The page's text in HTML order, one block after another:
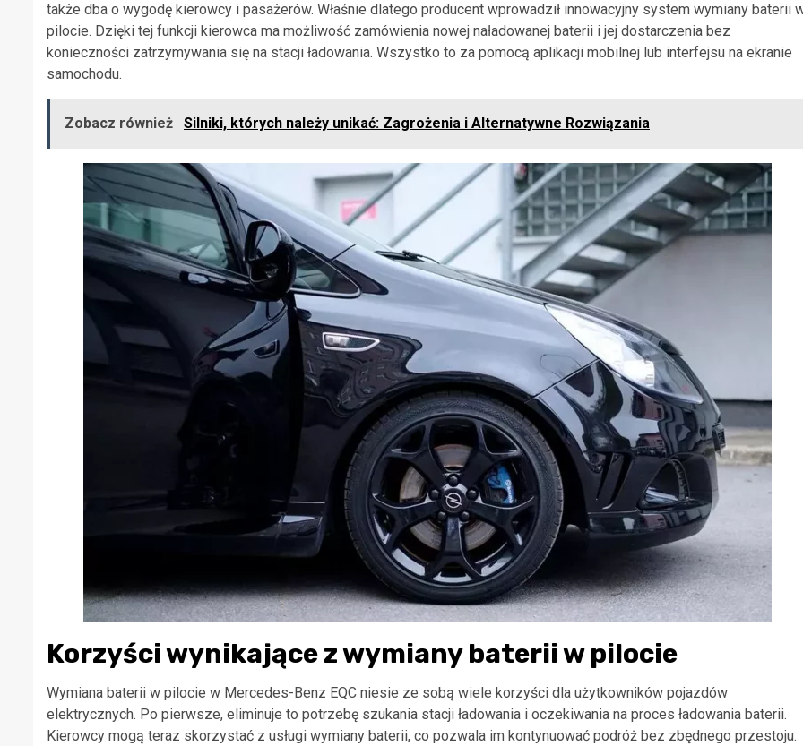
także dba o wygodę kierowcy i pasażerów. Właśnie dlatego producent wprowadził innowacyjny system wymiany baterii
pilocie. Dzięki tej funkcji kierowca ma możliwość zamówienia nowej naładowanej baterii i jej dostarczenia bez
konieczności zatrzymywania się na stacji ładowania. Wszystko to za pomocą aplikacji mobilnej lub interfejsu na ekranie
samochodu.
Zobacz również Silniki, których należy unikać: Zagrożenia i Alternatywne Rozwiązania
Korzyści wynikające z wymiany baterii w pilocie
Wymiana baterii w pilocie w Mercedes-Benz EQC niesie ze sobą wiele korzyści dla użytkowników pojazdów
elektrycznych. Po pierwsze, eliminuje to potrzebę szukania stacji ładowania i oczekiwania na proces ładowania baterii.
Kierowcy mogą teraz skorzystać z usługi wymiany baterii, co pozwala im kontynuować podróż bez zbędnego przestoju.